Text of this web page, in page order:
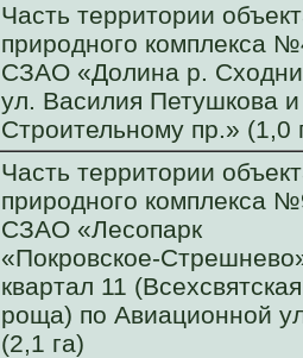
Часть территории
природного комплекса
СЗАО «Долина р.
ул. Василия Петушкова и
Строительному пр.» (1,0
Часть территории
природного комплекса
СЗАО «Лесопарк
«Покровское-
квартал 11 (Всехсвятская
роща) по Авиационной
(2,1 га)